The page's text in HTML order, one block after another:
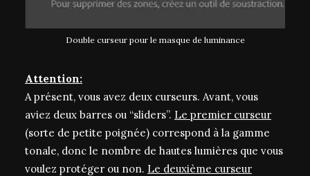
Double curseur pour le masque de luminance
Attention:
A présent, vous avez deux curseurs. Avant, vous
aviez deux barres ou “sliders”. Le premier curseur
(sorte de petite poignée) correspond à la gamme
tonale, donc le nombre de hautes lumières que vous
voulez protéger ou non. Le deuxième curseur